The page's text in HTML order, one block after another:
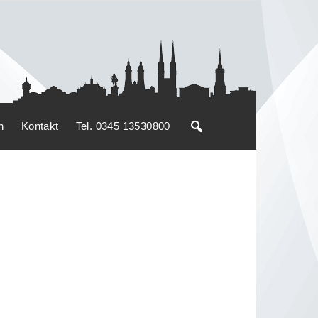
Kontakt Tel. 0345 13530800